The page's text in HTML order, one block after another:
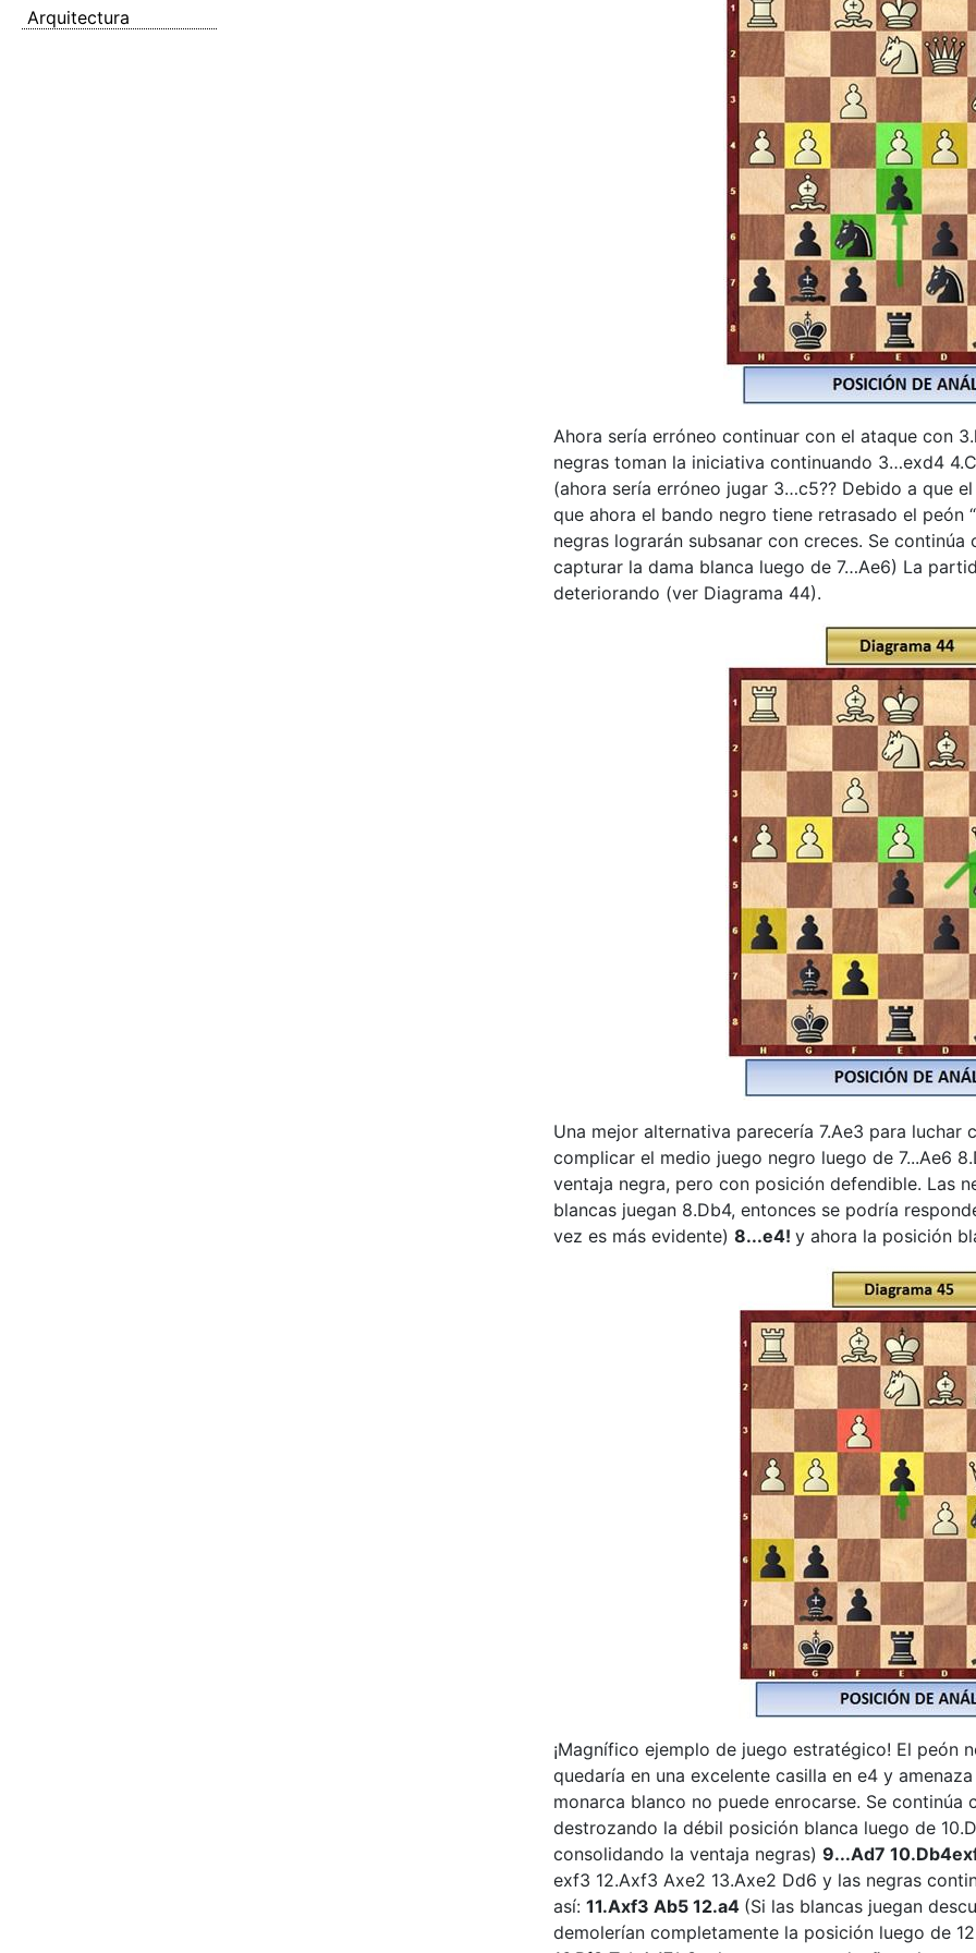
Arquitectura
Ahora sería erróneo continuar con el ataque con
negras toman la iniciativa continuando 3…exd4
(ahora sería erróneo jugar 3…c5?? Debido a que
que ahora el bando negro tiene retrasado el peón
negras lograrán subsanar con creces. Se continúa
capturar la dama blanca luego de 7…Ae6) La
deteriorando (ver Diagrama 44).
Una mejor alternativa parecería 7.Ae3 para
complicar el medio juego negro luego de 7...Ae6
ventaja negra, pero con posición defendible. Las
blancas juegan 8.Db4, entonces se podría
vez es más evidente) 8...e4! y ahora la posición
¡Magnífico ejemplo de juego estratégico! El peón
quedaría en una excelente casilla en e4 y
monarca blanco no puede enrocarse. Se continúa
destrozando la débil posición blanca luego de
consolidando la ventaja negras) 9...Ad7
exf3 12.Axf3 Axe2 13.Axe2 Dd6 y las negras
así: 11.Axf3 Ab5 12.a4 (Si las blancas juegan
demolerían completamente la posición luego de